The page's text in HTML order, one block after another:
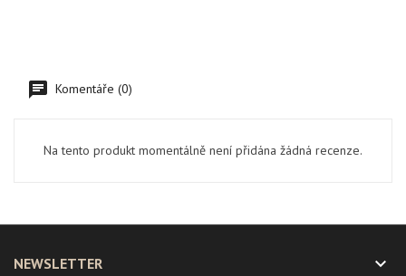
Komentáře (0)
Na tento produkt momentálně není přidána žádná recenze.
NEWSLETTER 